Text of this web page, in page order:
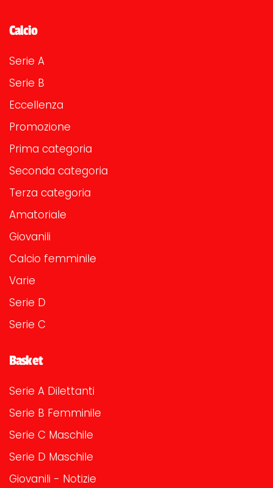
Calcio
Serie A
Serie B
Eccellenza
Promozione
Prima categoria
Seconda categoria
Terza categoria
Amatoriale
Giovanili
Calcio femminile
Varie
Serie D
Serie C
Basket
Serie A Dilettanti
Serie B Femminile
Serie C Maschile
Serie D Maschile
Giovanili - Notizie